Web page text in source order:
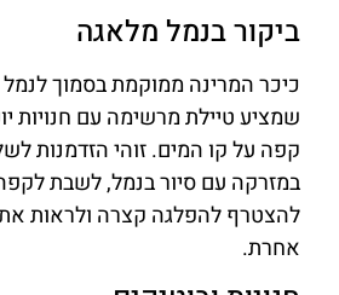
ביקור בנמל מלאגה
כיכר המרינה ממוקמת בסמוך
שמציע טיילת מרשימה עם חנויות
קפה על קו המים. זוהי הזדמנות
במזרקה עם סיור בנמל, לשבת
להצטרף להפלגה קצרה ולראות את
אחרת.